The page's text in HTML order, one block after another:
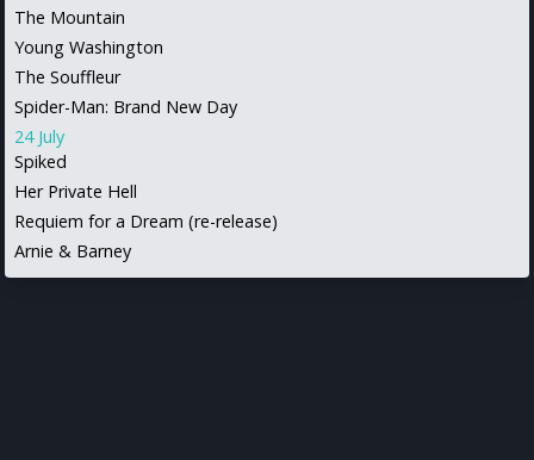
The Mountain
Young Washington
The Souffleur
Spider-Man: Brand New Day
24 July
Spiked
Her Private Hell
Requiem for a Dream (re-release)
Arnie & Barney